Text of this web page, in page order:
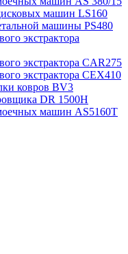
машин LS160
машины PS480
экстрактора
экстрактора CAR275
экстрактора CEX410
ковров BV3
DR 1500H
машин AS5160T